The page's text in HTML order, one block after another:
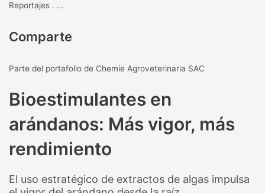
Reportajes . ...
Comparte
Parte del portafolio de Chemie Agroveterinaria SAC
Bioestimulantes en
arándanos: Más vigor, más
rendimiento
El uso estratégico de extractos de algas impulsa